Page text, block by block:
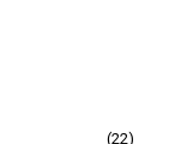
(22)